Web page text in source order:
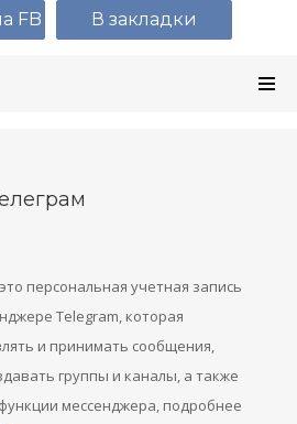
персональная учетная запись
Telegram, которая
и принимать сообщения,
группы и каналы, а также
мессенджера, подробнее
FB В закладки